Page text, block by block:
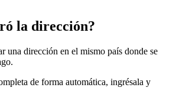
la dirección?
una dirección en el mismo país donde se
de forma automática, ingrésala y